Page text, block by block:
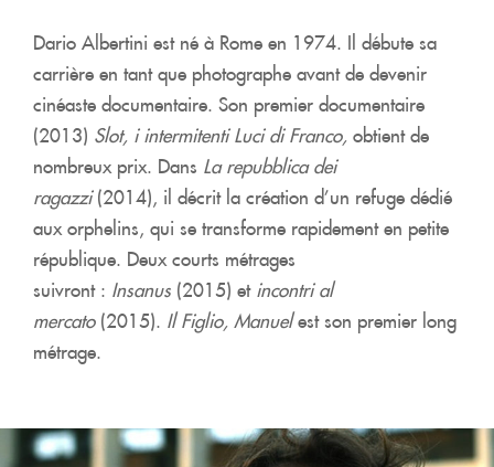
Dario Albertini est né à Rome en 1974. Il débute sa
carrière en tant que photographe avant de devenir
cinéaste documentaire. Son premier documentaire
(2013) Slot, i intermitenti Luci di Franco, obtient de
nombreux prix. Dans La repubblica dei
ragazzi(2014), il décrit la création d’un refuge dédié
aux orphelins, qui se transforme rapidement en petite
république. Deux courts métrages
suivront : Insanus (2015) etincontri al
mercato(2015). Il Figlio, Manuelest son premier long
métrage.